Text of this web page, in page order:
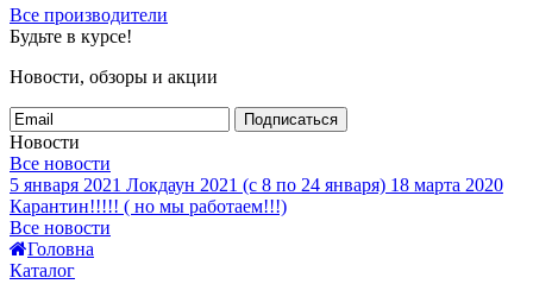
Все производители
Будьте в курсе!
Новости, обзоры и акции
Подписаться
Новости
Все новости
5 января 2021 Локдаун 2021 (с 8 по 24 января) 18 марта 2020
Карантин!!!!! ( но мы работаем!!!)
Все новости
Головна
Каталог